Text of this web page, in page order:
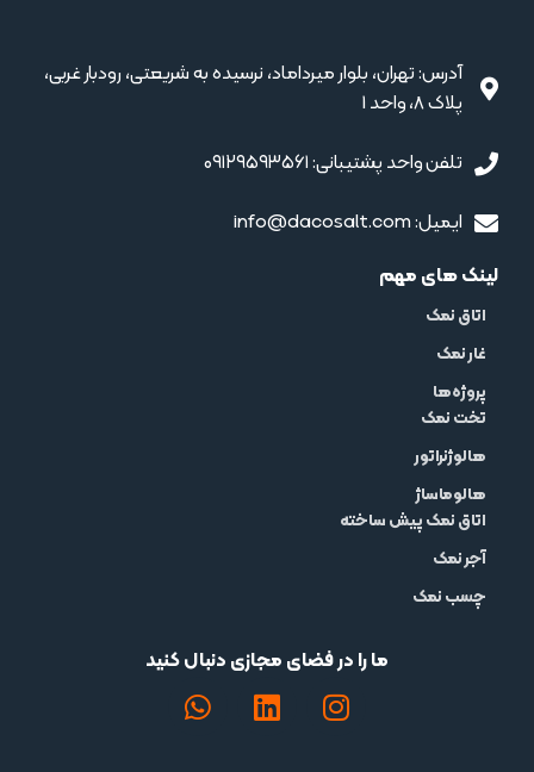
آدرس: تهران، بلوار میرداماد، نرسیده به شریعتی، رودبار غربی،
پلاک 8، واحد 1
تلفن واحد پشتیبانی: ۰۹۱۲۹۵۹۳۵۶۱
ایمیل: info@dacosalt.com
لینک های مهم
اتاق نمک
غار نمک
پروژه‌ها
تخت نمک
هالوژنراتور
هالوماساژ
اتاق نمک پیش ساخته
آجر نمک
چسب نمک
ما را در فضای مجازی دنبال کنید